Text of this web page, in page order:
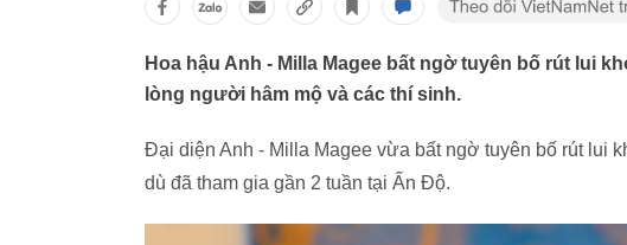
Hoa hậu Anh - Milla Magee bất ngờ tuyên bố rút lui
lòng người hâm mộ và các thí sinh.
Đại diện Anh - Milla Magee vừa bất ngờ tuyên bố rút lui
dù đã tham gia gần 2 tuần tại Ấn Độ.